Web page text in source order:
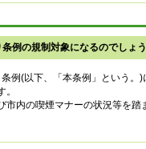
例の規制対象になるのでしょう
例(以下、「本条例」という。
内の喫煙マナーの状況等を踏